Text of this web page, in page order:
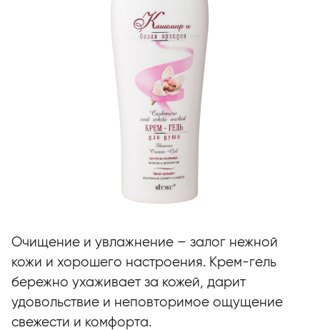
Очищение и увлажнение – залог нежной
кожи и хорошего настроения. Крем-гель
бережно ухаживает за кожей, дарит
удовольствие и неповторимое ощущение
свежести и комфорта.